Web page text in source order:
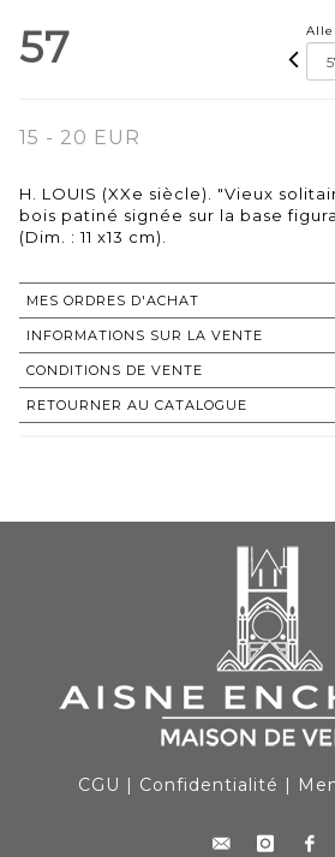
57
15 - 20 EUR
H. LOUIS (XXe siècle). "Vieux
bois patiné signée sur la base
(Dim. : 11 x13 cm).
MES ORDRES D'ACHAT
INFORMATIONS SUR LA VENTE
CONDITIONS DE VENTE
RETOURNER AU CATALOGUE
CGU | Confidentialité |